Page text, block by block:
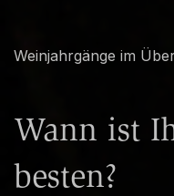
Weinjahrgänge im
Wann ist
besten?